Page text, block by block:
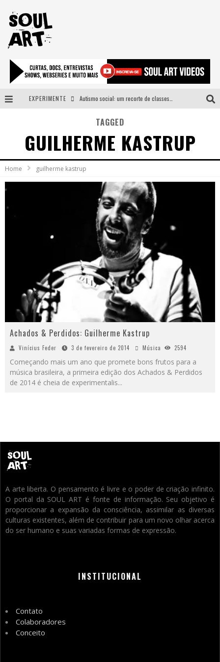
EXPERIMENTE
A subida da rampa é diferente!
Faça o bem! Mas, sem olhar a quem!?
Novo single de Arnaldo Tifu, “De Testa” explora brasilidade em sons, cores e símbolos
TAGGED
GUILHERME KASTRUP
Home guilherme kastrup
Achados & Perdidos: Guilherme Kastrup
Vinícius Feder 3 de fevereiro de 2014 Música 2594
Começando mais um ano que promete bons frutos para a
música brasileira, a primeira edição dos Achados & Perdidos
de 2014 é cheia de experimentalis...
A arte liberta. O pensamento é livre e o poder de criação infinito.
O portal da SOUL ART é fonte de informação. Seu objetivo é
proporcionar a expansão da consciência, assimilar as diversas
culturas existentes, além de contribuir para um novo olhar acerca
do ser humano e suas variadas formas de expressão.
INSTITUCIONAL
Contato
Colaboradores
Conceito